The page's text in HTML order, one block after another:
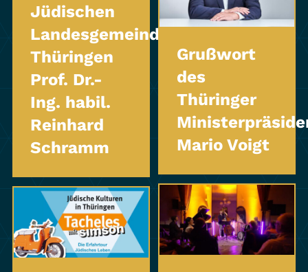
Jüdischen
Landesgemeinde
Thüringen
Prof. Dr.-
Ing. habil.
Reinhard
Schramm
Grußwort
des
Thüringer
Mario Voigt